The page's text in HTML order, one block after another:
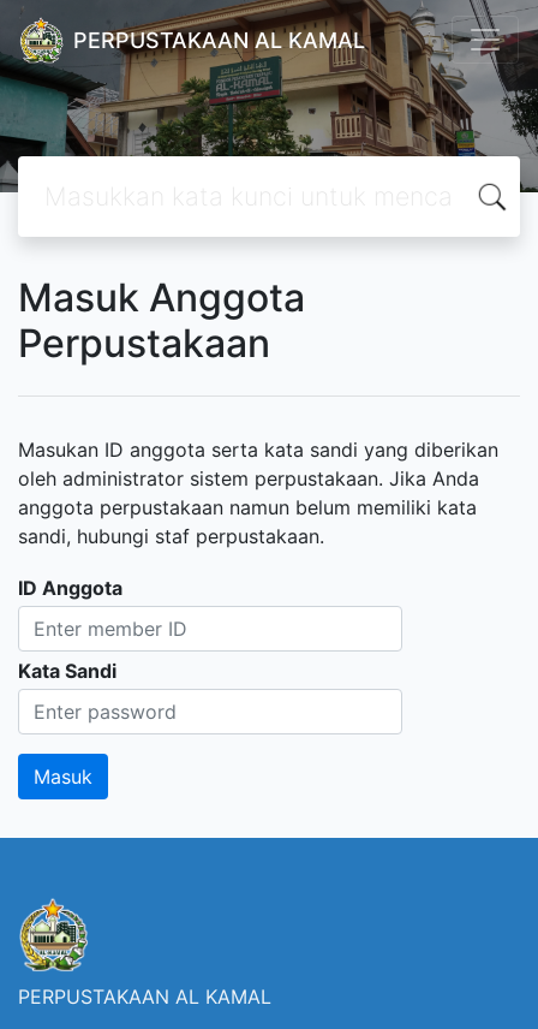
PERPUSTAKAAN AL KAMAL
Masuk Anggota
Perpustakaan
Masukan ID anggota serta kata sandi yang diberikan
oleh administrator sistem perpustakaan. Jika Anda
anggota perpustakaan namun belum memiliki kata
sandi, hubungi staf perpustakaan.
ID Anggota
Kata Sandi
PERPUSTAKAAN AL KAMAL